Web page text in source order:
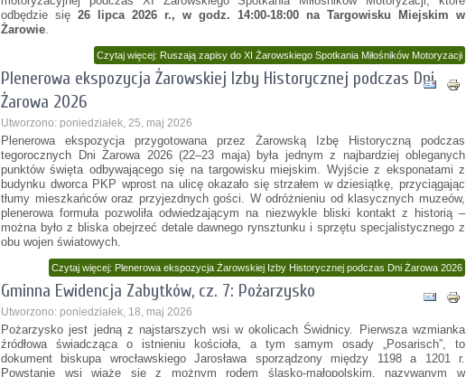
odbędzie się 26 lipca 2026 r., w godz. 14:00-18:00 na Targowisku Miejskim w
Żarowie.
Czytaj więcej: Ruszają zapisy do XI Żarowskiego Spotkania Miłośników Motoryzacji
Plenerowa ekspozycja Żarowskiej Izby Historycznej podczas Dni
Żarowa 2026
Utworzono: poniedziałek, 25, maj 2026
Plenerowa ekspozycja przygotowana przez Żarowską Izbę Historyczną podczas
tegorocznych Dni Żarowa 2026 (22–23 maja) była jednym z najbardziej obleganych
punktów święta odbywającego się na targowisku miejskim. Wyjście z eksponatami z
budynku dworca PKP wprost na ulicę okazało się strzałem w dziesiątkę, przyciągając
tłumy mieszkańców oraz przyjezdnych gości. W odróżnieniu od klasycznych muzeów,
plenerowa formuła pozwoliła odwiedzającym na niezwykle bliski kontakt z historią –
można było z bliska obejrzeć detale dawnego rynsztunku i sprzętu specjalistycznego z
obu wojen światowych.
Czytaj więcej: Plenerowa ekspozycja Żarowskiej Izby Historycznej podczas Dni Żarowa 2026
Gminna Ewidencja Zabytków, cz. 7: Pożarzysko
Utworzono: poniedziałek, 18, maj 2026
Pożarzysko jest jedną z najstarszych wsi w okolicach Świdnicy. Pierwsza wzmianka
źródłowa świadcząca o istnieniu kościoła, a tym samym osady „Posarisch”, to
dokument biskupa wrocławskiego Jarosława sporządzony między 1198 a 1201 r.
Powstanie wsi wiąże się z możnym rodem ślasko-małopolskim, nazywanym w